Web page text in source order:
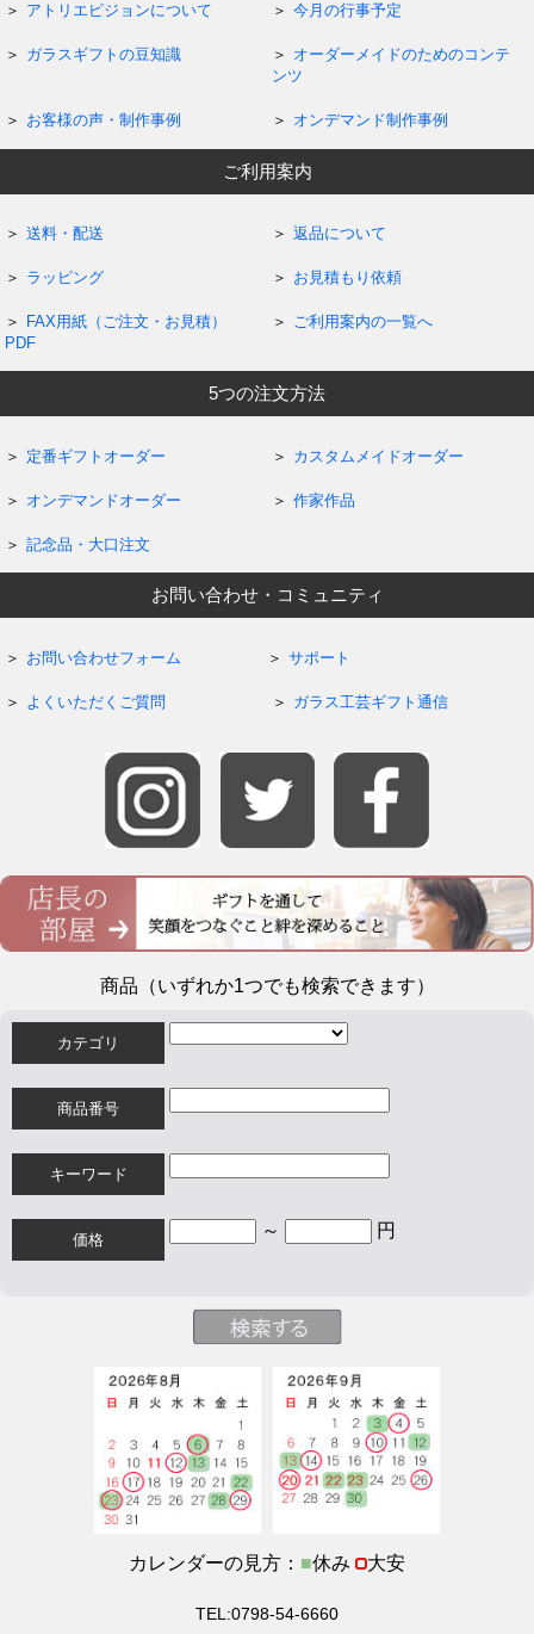
アトリエピジョンについて 今月の行事予定
ガラスギフトの豆知識
オーダーメイドのためのコンテ
ンツ
お客様の声・制作事例 オンデマンド制作事例
ご利用案内
送料・配送 返品について
ラッピング お見積もり依頼
FAX用紙（ご注文・お見積）
PDF
ご利用案内の一覧へ
5つの注文方法
定番ギフトオーダー カスタムメイドオーダー
オンデマンドオーダー 作家作品
記念品・大口注文
お問い合わせ・コミュニティ
お問い合わせフォーム サポート
よくいただくご質問 ガラス工芸ギフト通信
商品（いずれか1つでも検索できます）
カテゴリ
商品番号
キーワード
価格 ～ 円
カレンダーの見方： ■休み 大安
TEL:0798-54-6660